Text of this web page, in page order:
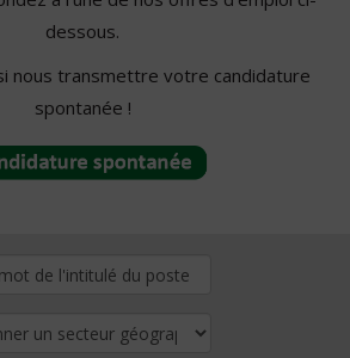
dessous.
nous transmettre votre candidature
spontanée !